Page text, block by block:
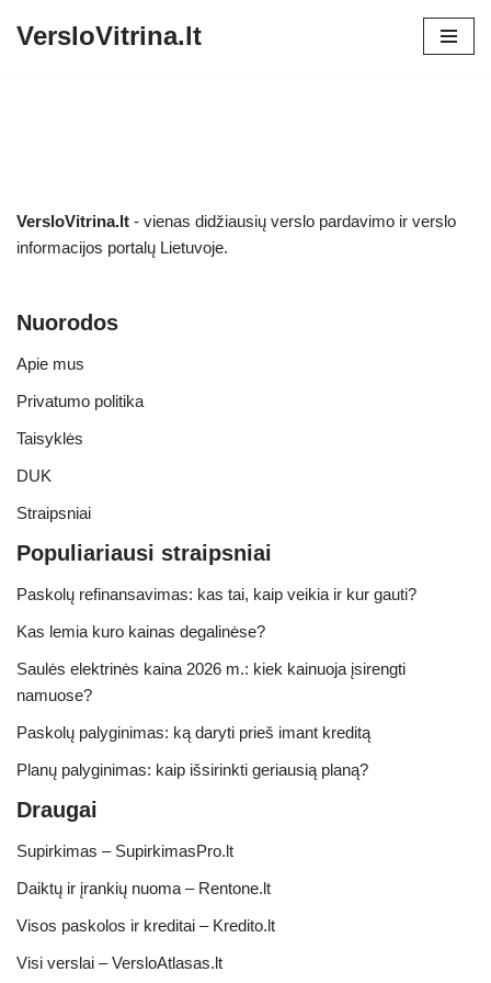
VersloVitrina.lt
VersloVitrina.lt - vienas didžiausių verslo pardavimo ir verslo
informacijos portalų Lietuvoje.
Nuorodos
Apie mus
Privatumo politika
Taisyklės
DUK
Straipsniai
Populiariausi straipsniai
Paskolų refinansavimas: kas tai, kaip veikia ir kur gauti?
Kas lemia kuro kainas degalinėse?
Saulės elektrinės kaina 2026 m.: kiek kainuoja įsirengti
namuose?
Paskolų palyginimas: ką daryti prieš imant kreditą
Planų palyginimas: kaip išsirinkti geriausią planą?
Draugai
Supirkimas – SupirkimasPro.lt
Daiktų ir įrankių nuoma – Rentone.lt
Visos paskolos ir kreditai – Kredito.lt
Visi verslai – VersloAtlasas.lt